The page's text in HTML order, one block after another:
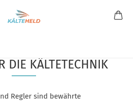
DIE KÄLTETECHNIK
Regler sind bewährte